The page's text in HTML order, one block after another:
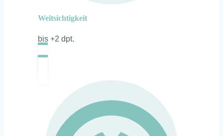
Weitsichtigkeit
bis +2 dpt.